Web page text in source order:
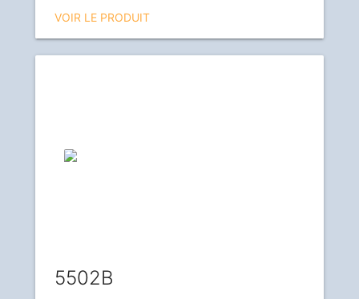
VOIR LE PRODUIT
5502B